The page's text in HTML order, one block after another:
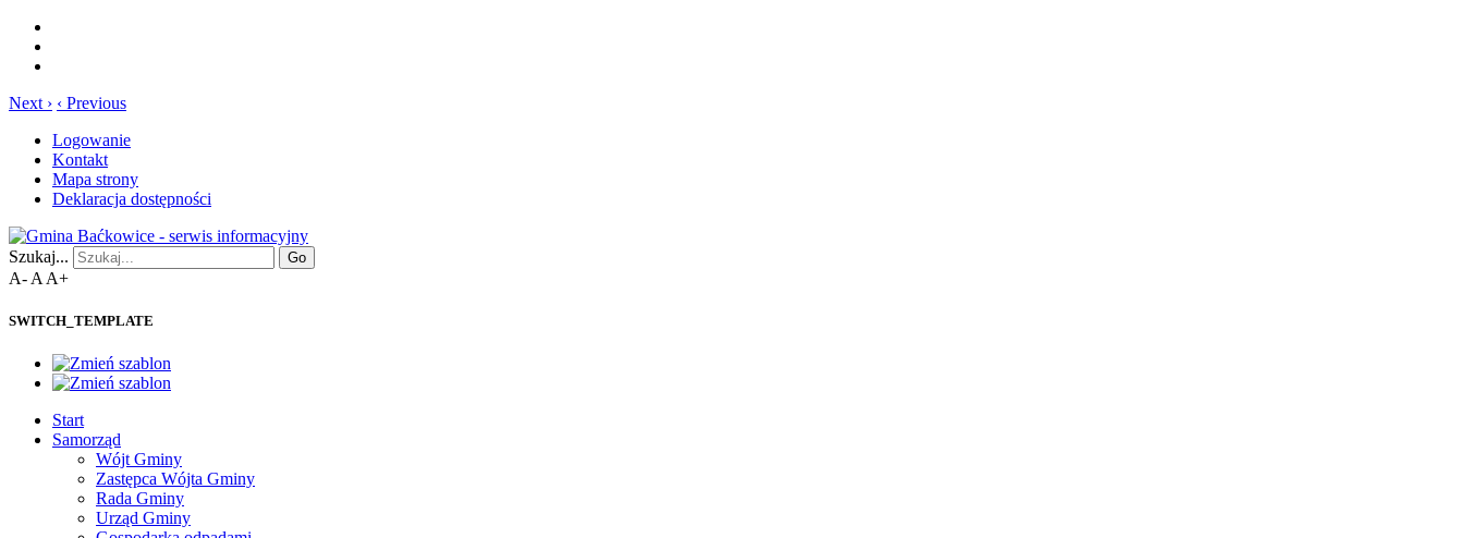
Next › ‹ Previous
Logowanie
Kontakt
Mapa strony
Deklaracja dostępności
Szukaj... Go
A- A A+
SWITCH_TEMPLATE
Start
Samorząd
Wójt Gminy
Zastępca Wójta Gminy
Rada Gminy
Urząd Gminy